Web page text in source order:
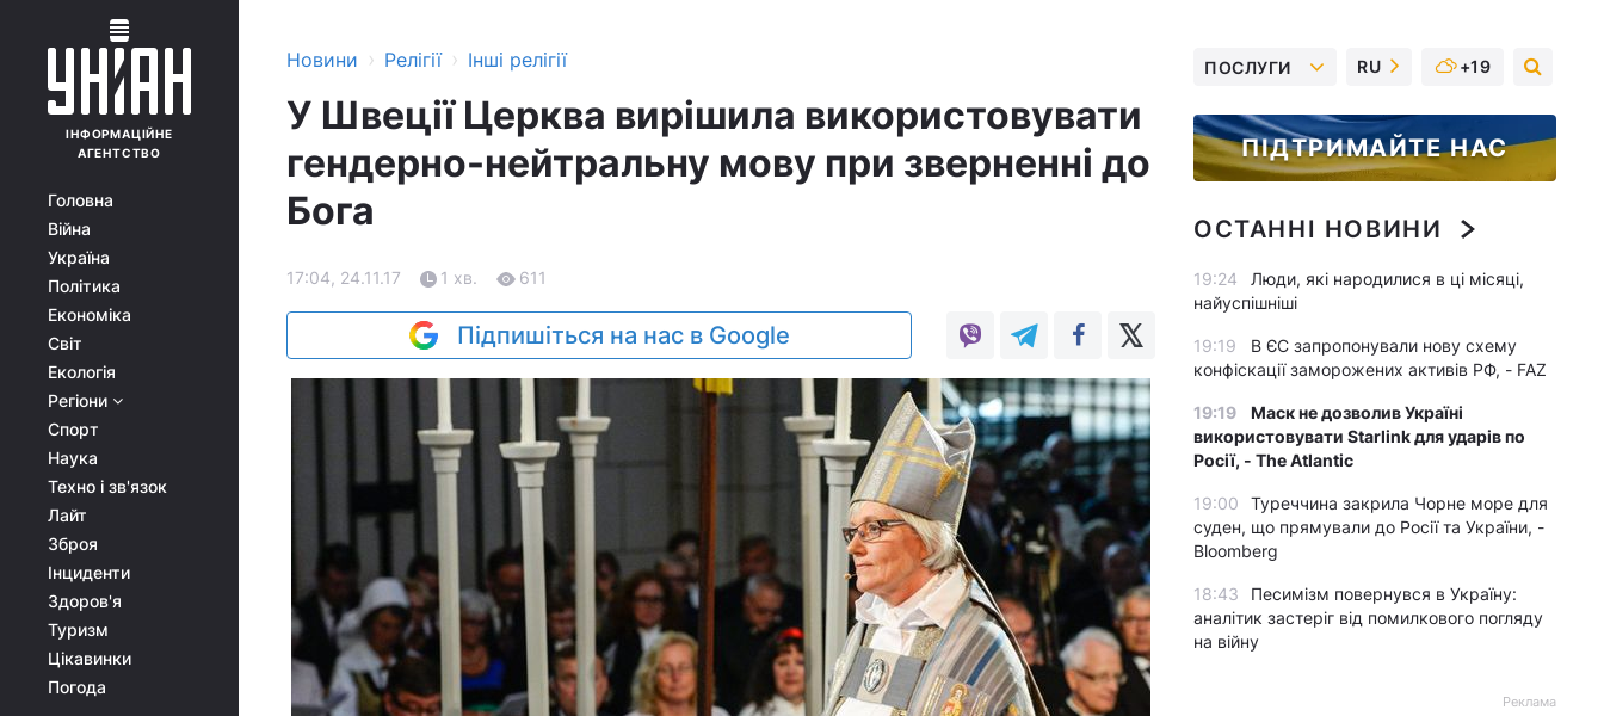
ІНФОРМАЦІЙНЕ
АГЕНТСТВО
Головна
Війна
Україна
Політика
Економіка
Світ
Екологія
Регіони
Спорт
Наука
Техно і зв'язок
Лайт
Зброя
Інциденти
Здоров'я
Туризм
Цікавинки
Погода
Новини › Релігії › Інші релігії
У Швеції Церква вирішила використовувати
гендерно-нейтральну мову при зверненні до
Бога
17:04, 24.11.17 1 хв. 611
Підпишіться на нас в Google
ПОСЛУГИ RU +19
ПІДТРИМАЙТЕ НАС
ОСТАННІ НОВИНИ
19:24
Люди, які народилися в ці місяці,
найуспішніші
19:19
В ЄС запропонували нову схему
конфіскації заморожених активів РФ, - FAZ
19:19
Маск не дозволив Україні
використовувати Starlink для ударів по
Росії, - The Atlantic
19:00
Туреччина закрила Чорне море для
суден, що прямували до Росії та України, -
Bloomberg
18:43
Песимізм повернувся в Україну:
аналітик застеріг від помилкового погляду
на війну
Реклама